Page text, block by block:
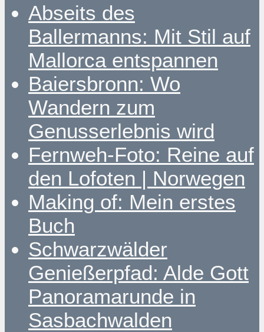
Abseits des
Ballermanns: Mit Stil auf
Mallorca entspannen
Baiersbronn: Wo
Wandern zum
Genusserlebnis wird
Fernweh-Foto: Reine auf
den Lofoten | Norwegen
Making of: Mein erstes
Buch
Schwarzwälder
Genießerpfad: Alde Gott
Panoramarunde in
Sasbachwalden